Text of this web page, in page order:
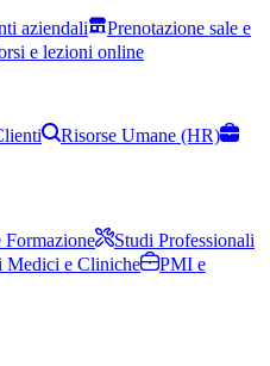
aziendali
Prenotazione sale e
e lezioni online
Risorse Umane (HR)
Formazione
Studi Professionali
Medici e Cliniche
PMI e